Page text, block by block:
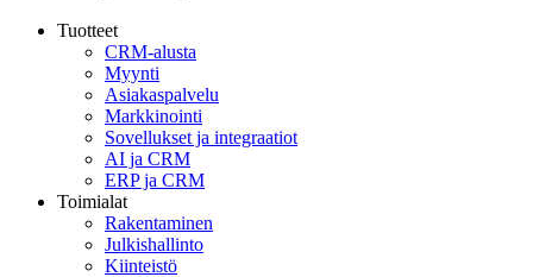
Tuotteet
CRM-alusta
Myynti
Asiakaspalvelu
Markkinointi
Sovellukset ja integraatiot
AI ja CRM
ERP ja CRM
Toimialat
Rakentaminen
Julkishallinto
Kiinteistö